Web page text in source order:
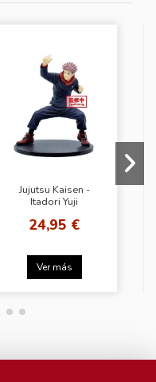
Jujutsu Kaisen -
Itadori Yuji
24,95 €
Ver más